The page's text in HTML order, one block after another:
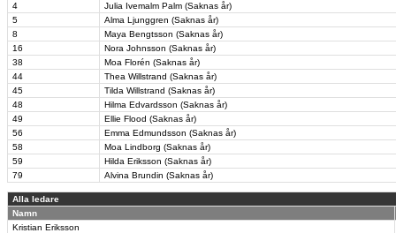
4
Julia Ivemalm Palm (Saknas år)
5
Alma Ljunggren (Saknas år)
8
Maya Bengtsson (Saknas år)
16
Nora Johnsson (Saknas år)
38
Moa Florén (Saknas år)
44
Thea Willstrand (Saknas år)
45
Tilda Willstrand (Saknas år)
48
Hilma Edvardsson (Saknas år)
49
Ellie Flood (Saknas år)
56
Emma Edmundsson (Saknas år)
58
Moa Lindborg (Saknas år)
59
Hilda Eriksson (Saknas år)
79
Alvina Brundin (Saknas år)
Alla ledare
Namn
Kristian Eriksson